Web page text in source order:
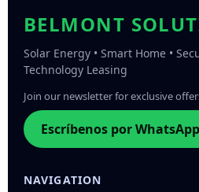
BELMONT
Solar Energy • Smart Home •
Technology Leasing
Join our newsletter for exclusive
Escríbenos por WhatsApp
NAVIGATION